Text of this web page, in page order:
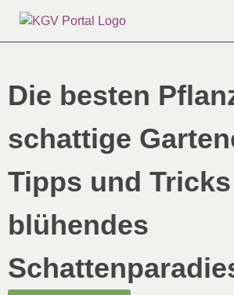
Die besten
schattige
Tipps und
blühendes